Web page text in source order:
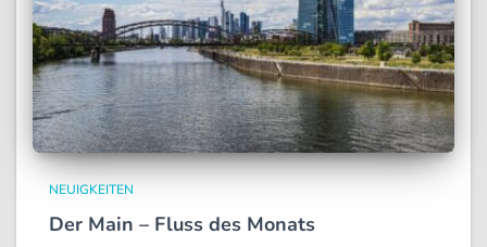
NEUIGKEITEN
Der Main – Fluss des Monats